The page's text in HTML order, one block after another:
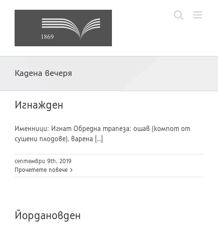
Кадена вечеря
Игнажден
Именници: Игнат Обредна трапеза: ошав (компот от
сушени плодове), варена [...]
септември 9th, 2019
Прочетете повече
Йордановден